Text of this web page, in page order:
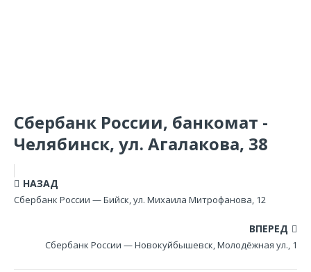
Сбербанк России, банкомат -
Челябинск, ул. Агалакова, 38
НАЗАД
Сбербанк России — Бийск, ул. Михаила Митрофанова, 12
ВПЕРЕД
Сбербанк России — Новокуйбышевск, Молодёжная ул., 1